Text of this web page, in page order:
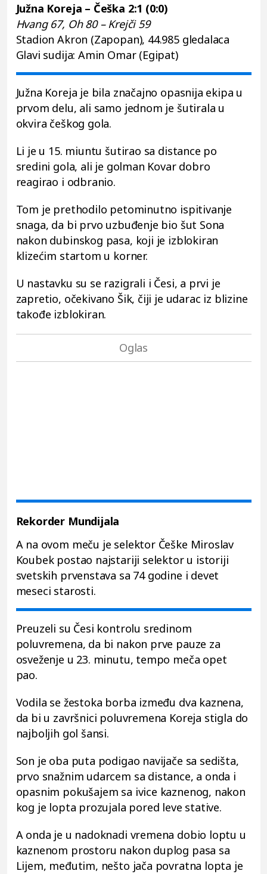
Južna Koreja – Češka 2:1 (0:0)
Hvang 67, Oh 80 – Krejči 59
Stadion Akron (Zapopan), 44.985 gledalaca
Glavi sudija: Amin Omar (Egipat)
Južna Koreja je bila značajno opasnija ekipa u
prvom delu, ali samo jednom je šutirala u
okvira češkog gola.
Li je u 15. miuntu šutirao sa distance po
sredini gola, ali je golman Kovar dobro
reagirao i odbranio.
Tom je prethodilo petominutno ispitivanje
snaga, da bi prvo uzbuđenje bio šut Sona
nakon dubinskog pasa, koji je izblokiran
klizećim startom u korner.
U nastavku su se razigrali i Česi, a prvi je
zapretio, očekivano Šik, čiji je udarac iz blizine
takođe izblokiran.
Rekorder Mundijala
A na ovom meču je selektor Češke Miroslav
Koubek postao najstariji selektor u istoriji
svetskih prvenstava sa 74 godine i devet
meseci starosti.
Preuzeli su Česi kontrolu sredinom
poluvremena, da bi nakon prve pauze za
osveženje u 23. minutu, tempo meča opet
pao.
Vodila se žestoka borba između dva kaznena,
da bi u završnici poluvremena Koreja stigla do
najboljih gol šansi.
Son je oba puta podigao navijače sa sedišta,
prvo snažnim udarcem sa distance, a onda i
opasnim pokušajem sa ivice kaznenog, nakon
kog je lopta prozujala pored leve stative.
A onda je u nadoknadi vremena dobio loptu u
kaznenom prostoru nakon duplog pasa sa
Lijem, međutim, nešto jača povratna lopta je